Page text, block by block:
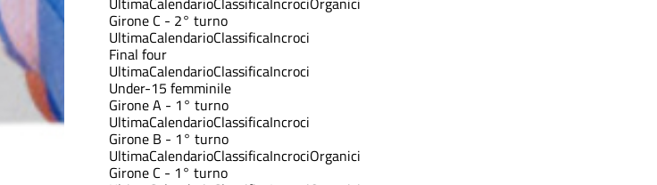
Girone C - 2° turno
UltimaCalendarioClassificaIncroci
Final four
UltimaCalendarioClassificaIncroci
Under-15 femminile
Girone A - 1° turno
UltimaCalendarioClassificaIncroci
Girone B - 1° turno
UltimaCalendarioClassificaIncrociOrganici
Girone C - 1° turno